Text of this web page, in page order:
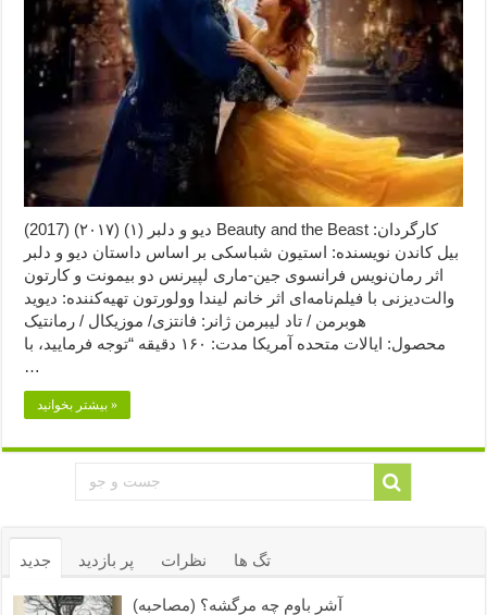
دیو و دلبر (۱) (۲۰۱۷) (2017) Beauty and the Beast کارگردان:
بیل کاندن نویسنده: استیون شباسکی بر اساس داستان دیو و دلبر
اثر رمان‌نویس فرانسوی جین-ماری لپیرنس دو بیمونت و کارتون
والت‌دیزنی با فیلم‌نامه‌ای اثر خانم لیندا وولورتون تهیه‌کننده: دیوید
هوبرمن / تاد لیبرمن ژانر: فانتزی/ موزیکال / رمانتیک
محصول: ایالات متحده آمریکا مدت: ۱۶۰ دقیقه “توجه فرمایید،‌ با
…
بیشتر بخوانید »
جدید پر بازدید نظرات تگ ها
آشر باوم چه مرگشه؟ (مصاحبه)